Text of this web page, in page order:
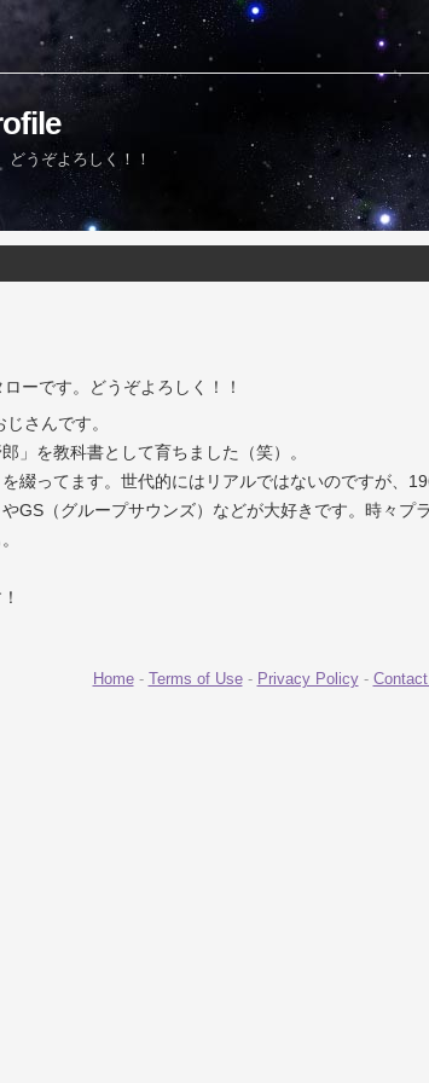
うぞよろしく！！
ーです。どうぞよろしく！！
さんです。
」を教科書として育ちました（笑）。
綴ってます。世代的にはリアルではないのですが、
GS（グループサウンズ）などが大好きです。時々プ
Home- Terms of Use- Privacy Policy-